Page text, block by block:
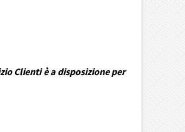
Clienti è a disposizione per